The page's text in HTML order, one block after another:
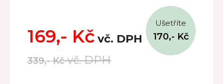
169,- Kč vč. DPH
339,-Kčvč. DPH
Ušetříte
170,- Kč